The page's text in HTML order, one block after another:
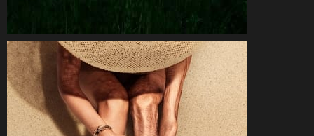
CineSam 8 février 2023